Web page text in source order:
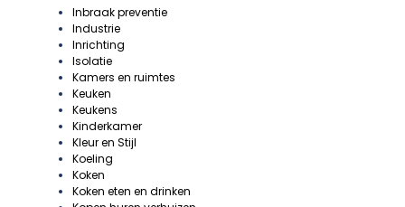
Inbraak preventie
Industrie
Inrichting
Isolatie
Kamers en ruimtes
Keuken
Keukens
Kinderkamer
Kleur en Stijl
Koeling
Koken
Koken eten en drinken